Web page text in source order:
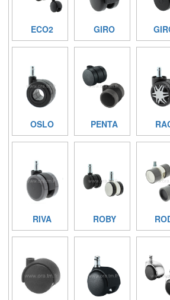
ECO2 GIRO
OSLO PENTA
RIVA ROBY